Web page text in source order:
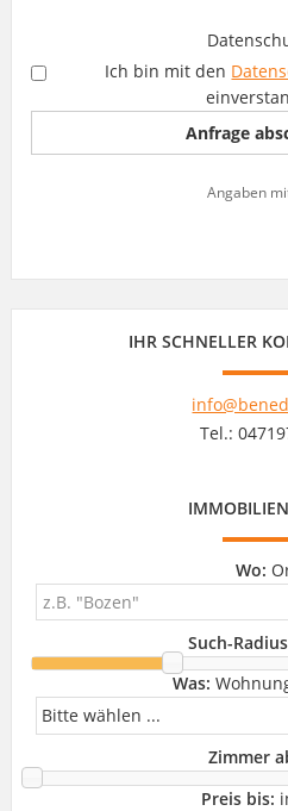
Ich bin mit den
Angaben
IHR SCHNELLER
Tel.:
Wo:
Such-
Was:
Zimmer
Preis bis: